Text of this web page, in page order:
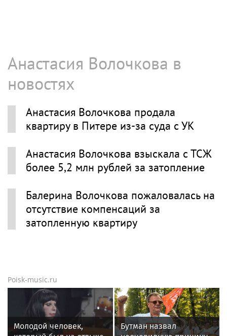
Анастасия Волочкова в
новостях
Анастасия Волочкова продала
квартиру в Питере из-за суда с УК
Анастасия Волочкова взыскала с ТСЖ
более 5,2 млн рублей за затопление
Балерина Волочкова пожаловалась на
отсутствие компенсаций за
затопленную квартиру
Poisk-music.ru
Молодой человек,
Бутман назвал